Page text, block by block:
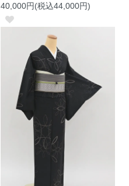
40,000円(税込44,000円)